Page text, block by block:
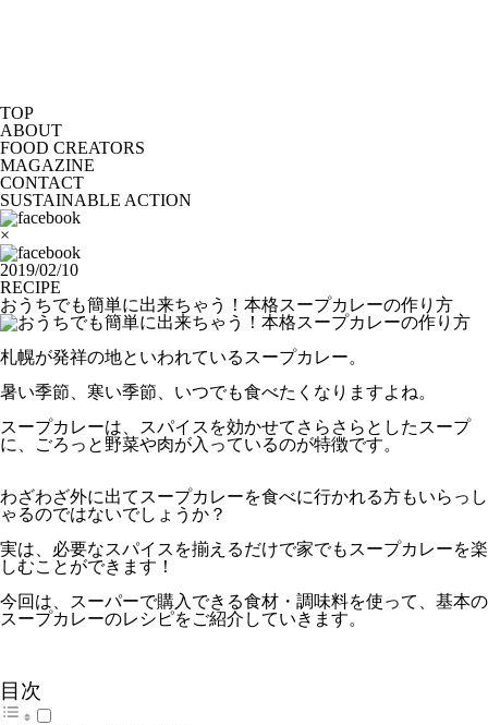
TOP
ABOUT
FOOD CREATORS
MAGAZINE
CONTACT
SUSTAINABLE ACTION
×
2019/02/10
RECIPE
おうちでも簡単に出来ちゃう！本格スープカレーの作り方
札幌が発祥の地といわれているスープカレー。
暑い季節、寒い季節、いつでも食べたくなりますよね。
スープカレーは、スパイスを効かせてさらさらとしたスープ
に、ごろっと野菜や肉が入っているのが特徴です。
わざわざ外に出てスープカレーを食べに行かれる方もいらっし
ゃるのではないでしょうか？
実は、必要なスパイスを揃えるだけで家でもスープカレーを楽
しむことができます！
今回は、スーパーで購入できる食材・調味料を使って、基本の
スープカレーのレシピをご紹介していきます。
目次